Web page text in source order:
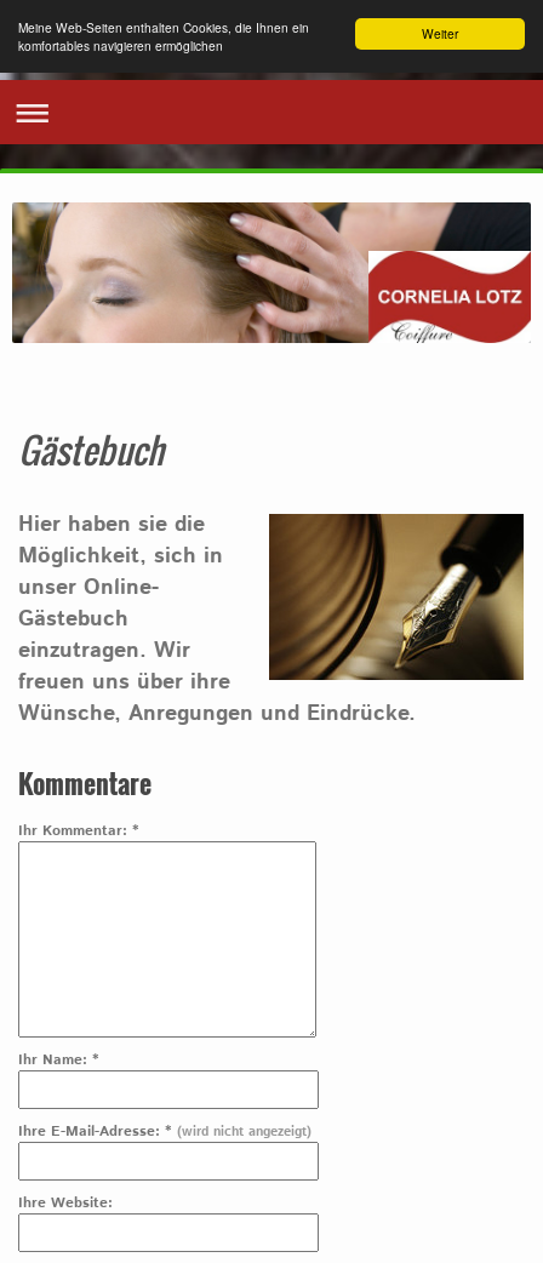
Weiter
Meine Web-Seiten enthalten Cookies, die Ihnen ein
komfortables navigieren ermöglichen
Gästebuch
Hier haben sie die
Möglichkeit, sich in
unser Online-
Gästebuch
einzutragen. Wir
freuen uns über ihre
Wünsche, Anregungen und Eindrücke.
Kommentare
Ihr Kommentar: *
Ihr Name: *
Ihre E-Mail-Adresse: * (wird nicht angezeigt)
Ihre Website: